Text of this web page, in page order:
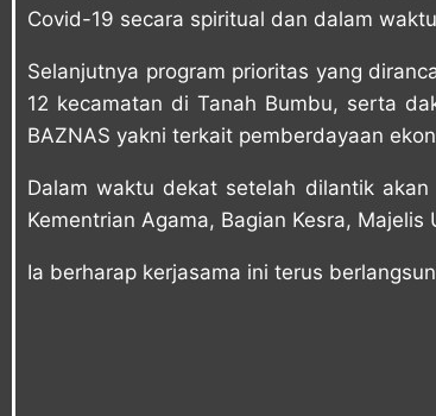
Covid-19 secara spiritual dan dalam
Selanjutnya program prioritas yang
12 kecamatan di Tanah Bumbu, serta
BAZNAS yakni terkait pemberdayaan
Dalam waktu dekat setelah dilantik
Kementrian Agama, Bagian Kesra,
Ia berharap kerjasama ini terus